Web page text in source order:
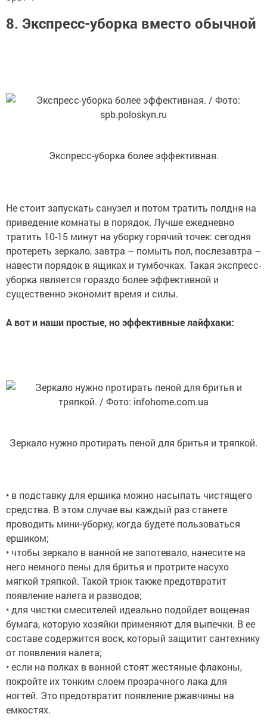
8. Экспресс-уборка вместо обычной
Экспресс-уборка более эффективная.
Не стоит запускать санузел и потом тратить полдня на
приведение комнаты в порядок. Лучше ежедневно
тратить 10-15 минут на уборку горячий точек: сегодня
протереть зеркало, завтра – помыть пол, послезавтра –
навести порядок в ящиках и тумбочках. Такая экспресс-
уборка является гораздо более эффективной и
существенно экономит время и силы.
А вот и наши простые, но эффективные лайфхаки:
Зеркало нужно протирать пеной для бритья и тряпкой.
• в подставку для ершика можно насыпать чистящего
средства. В этом случае вы каждый раз станете
проводить мини-уборку, когда будете пользоваться
ершиком;
• чтобы зеркало в ванной не запотевало, нанесите на
него немного пены для бритья и протрите насухо
мягкой тряпкой. Такой трюк также предотвратит
появление налета и разводов;
• для чистки смесителей идеально подойдет вощеная
бумага, которую хозяйки применяют для выпечки. В ее
составе содержится воск, который защитит сантехнику
от появления налета;
• если на полках в ванной стоят жестяные флаконы,
покройте их тонким слоем прозрачного лака для
ногтей. Это предотвратит появление ржавчины на
емкостях.